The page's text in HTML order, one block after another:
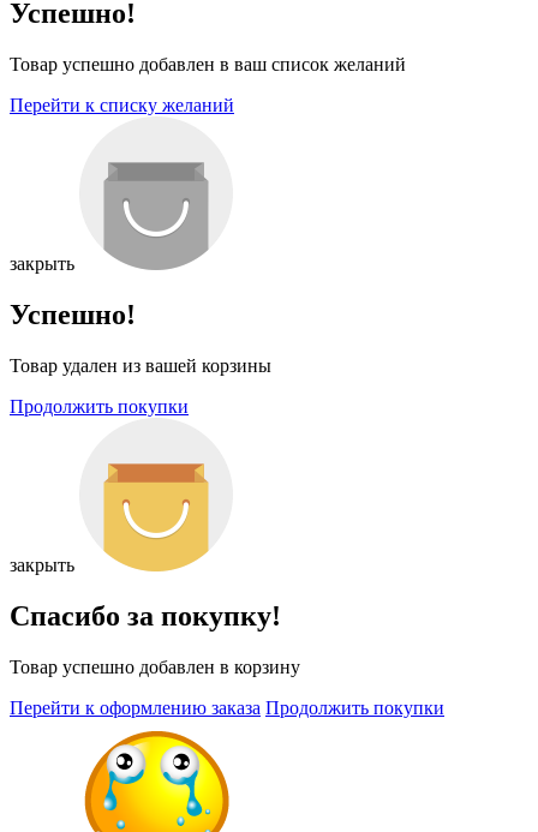
Успешно!
Товар успешно добавлен в ваш список желаний
Перейти к списку желаний
закрыть
Успешно!
Товар удален из вашей корзины
Продолжить покупки
закрыть
Спасибо за покупку!
Товар успешно добавлен в корзину
Перейти к оформлению заказа Продолжить покупки